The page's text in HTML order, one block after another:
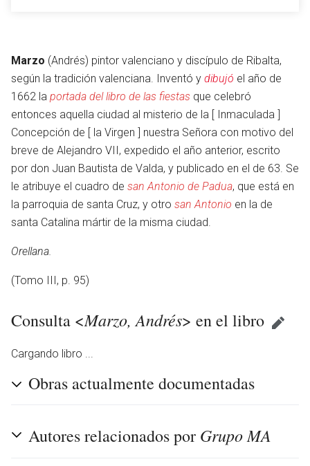
Marzo (Andrés) pintor valenciano y discípulo de Ribalta,
según la tradición valenciana. Inventó y dibujó el año de
1662 la portada del libro de las fiestas que celebró
entonces aquella ciudad al misterio de la [ Inmaculada ]
Concepción de [ la Virgen ] nuestra Señora con motivo del
breve de Alejandro VII, expedido el año anterior, escrito
por don Juan Bautista de Valda, y publicado en el de 63. Se
le atribuye el cuadro de san Antonio de Padua, que está en
la parroquia de santa Cruz, y otro san Antonio en la de
santa Catalina mártir de la misma ciudad.
Orellana.
(Tomo III, p. 95)
Consulta <Marzo, Andrés> en el libro
Cargando libro ...
Obras actualmente documentadas
Autores relacionados por Grupo MA